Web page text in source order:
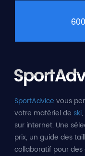
SportAdvice vous
votre matériel de ski
sur internet. Une
prix, un guide des
collaboratif pour des